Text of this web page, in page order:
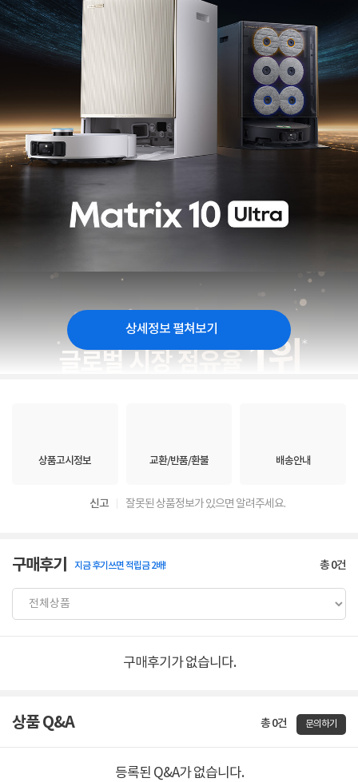
상세정보 펼쳐보기
상품고시정보 교환/반품/환불 배송안내
신고 잘못된 상품정보가 있으면 알려주세요.
구매후기 지금 후기쓰면 적립금 2배! 총0건
구매후기가 없습니다.
상품 Q&A 총 0건 문의하기
등록된 Q&A가 없습니다.